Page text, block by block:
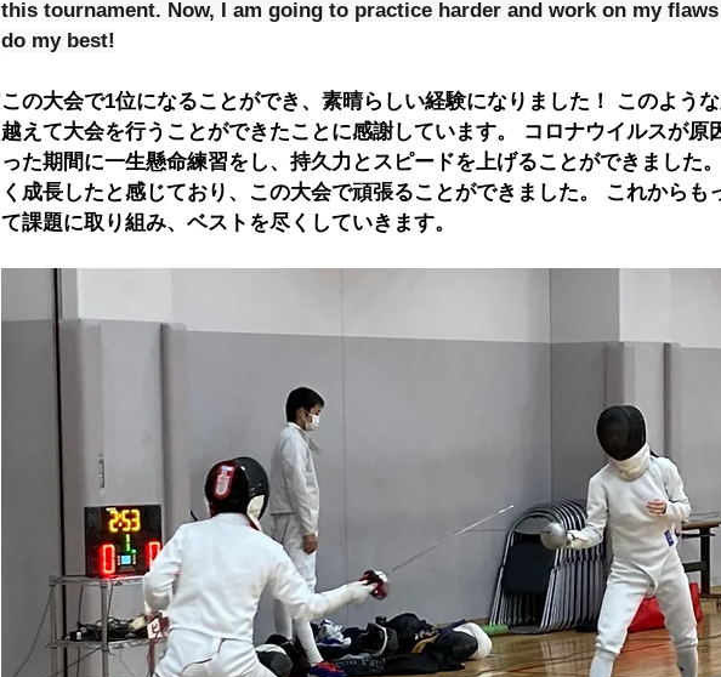
this tournament. Now, I am going to practice harder and work on my
do my best!
この大会で1位になることができ、素晴らしい経験になりました！ このよう
越えて大会を行うことができたことに感謝しています。 コロナウイルスが原
った期間に一生懸命練習をし、持久力とスピードを上げることができました
く成長したと感じており、この大会で頑張ることができました。 これからも
て課題に取り組み、ベストを尽くしていきます。